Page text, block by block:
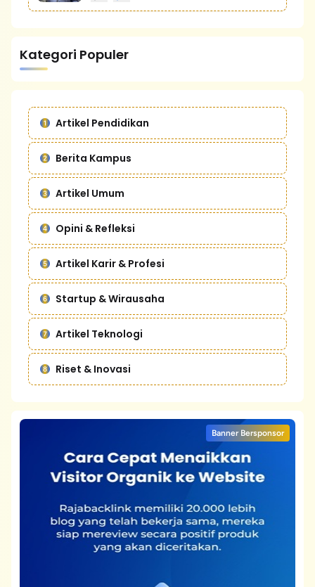
Kategori Populer
Artikel Pendidikan
Berita Kampus
Artikel Umum
Opini & Refleksi
Artikel Karir & Profesi
Startup & Wirausaha
Artikel Teknologi
Riset & Inovasi
Banner Bersponsor